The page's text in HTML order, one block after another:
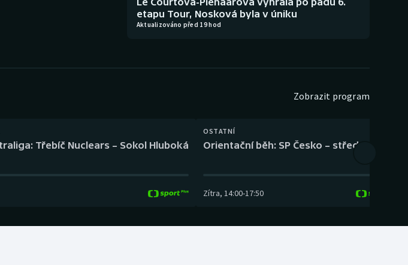
etapu Tour, Nosková byla v úniku
Aktualizováno před 19 hod
Zobrazit program
Třebíč Nuclears – Sokol Hluboká
OSTATNÍ
Orientační běh: SP Česko – střední trať
Zítra, 14:00-17:50